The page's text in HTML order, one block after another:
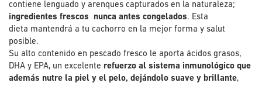
contiene lenguado y arenques capturados en la naturaleza;
ingredientes frescos nunca antes congelados. Esta
dieta mantendrá a tu cachorro en la mejor forma y salut
posible.
Su alto contenido en pescado fresco le aporta ácidos grasos,
DHA y EPA, un excelente refuerzo al sistema inmunológico que
además nutre la piel y el pelo, dejándolo suave y brillante,